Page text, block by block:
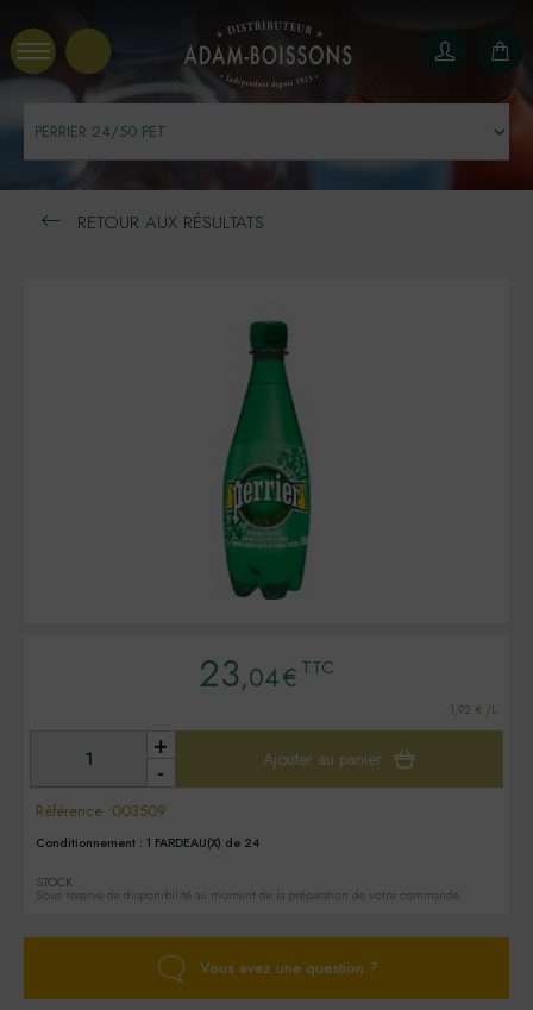
RETOUR AUX RÉSULTATS
23,04€ TTC
1,92 € /L
-
+ Ajouter au panier
Référence :003509
Conditionnement : 1 FARDEAU(X) de 24
STOCK
Sous réserve de disponibilité au moment de la préparation de votre commande.
Vous avez une question ?